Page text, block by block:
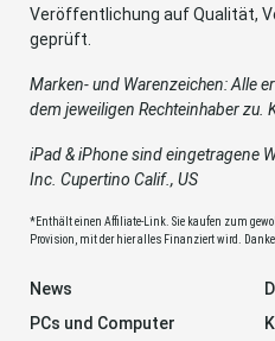
Veröffentlichung auf Qualität,
geprüft.
Marken- und Warenzeichen: Alle
dem jeweiligen Rechteinhaber zu.
iPad & iPhone sind eingetragene
Inc. Cupertino Calif., US
*Enthält einen Affiliate-Link. Sie kaufen zum
Provision, mit der hier alles Finanziert wird.
News
PCs und Computer